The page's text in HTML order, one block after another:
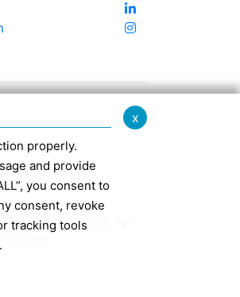
DEPUIS LE 1er
x
properly.
and provide
you consent to
consent, revoke
tracking tools
.